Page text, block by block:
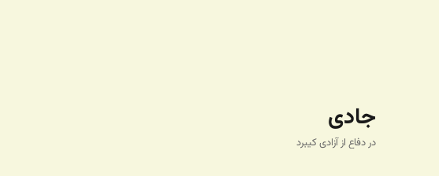
جادی
در دفاع از آزادی کیبرد